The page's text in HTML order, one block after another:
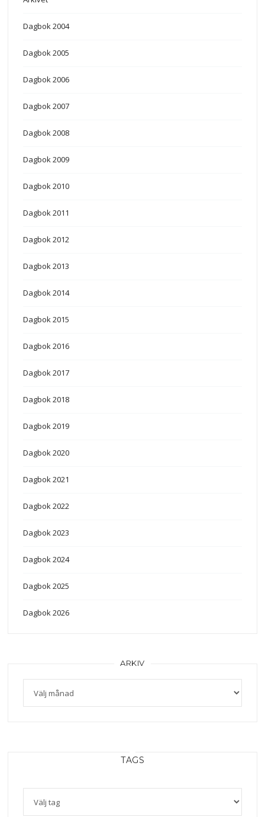
Dagbok 2004
Dagbok 2005
Dagbok 2006
Dagbok 2007
Dagbok 2008
Dagbok 2009
Dagbok 2010
Dagbok 2011
Dagbok 2012
Dagbok 2013
Dagbok 2014
Dagbok 2015
Dagbok 2016
Dagbok 2017
Dagbok 2018
Dagbok 2019
Dagbok 2020
Dagbok 2021
Dagbok 2022
Dagbok 2023
Dagbok 2024
Dagbok 2025
Dagbok 2026
ARKIV
Arkiv
TAGS